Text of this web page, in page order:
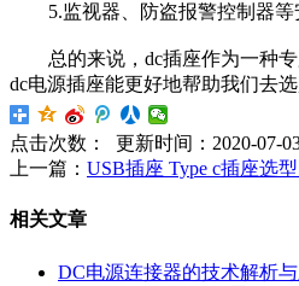
5.监视器、防盗报警控制器等
总的来说，dc插座作为一种专
dc电源插座能更好地帮助我们去
点击次数： 更新时间：2020-07-
上一篇： USB插座 Type c插座选
相关文章
DC电源连接器的技术解析